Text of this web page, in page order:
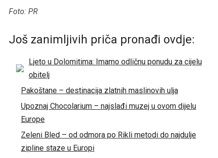
Foto: PR
Još zanimljivih priča pronađi ovdje:
Ljeto u Dolomitima: Imamo odličnu ponudu za cijelu
obitelj
Pakoštane – destinacija zlatnih maslinovih ulja
Upoznaj Chocolarium – najslađi muzej u ovom dijelu
Europe
Zeleni Bled – od odmora po Rikli metodi do najdulje
zipline staze u Europi